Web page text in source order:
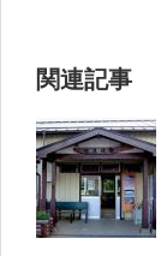
関連記事